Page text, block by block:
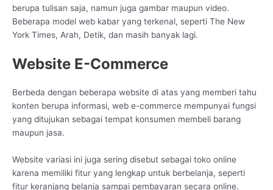
berupa tulisan saja, namun juga gambar maupun video.
Beberapa model web kabar yang terkenal, seperti The New
York Times, Arah, Detik, dan masih banyak lagi.
Website E-Commerce
Berbeda dengan beberapa website di atas yang memberi tahu
konten berupa informasi, web e-commerce mempunyai fungsi
yang ditujukan sebagai tempat konsumen membeli barang
maupun jasa.
Website variasi ini juga sering disebut sebagai toko online
karena memiliki fitur yang lengkap untuk berbelanja, seperti
fitur keranjang belanja sampai pembayaran secara online.